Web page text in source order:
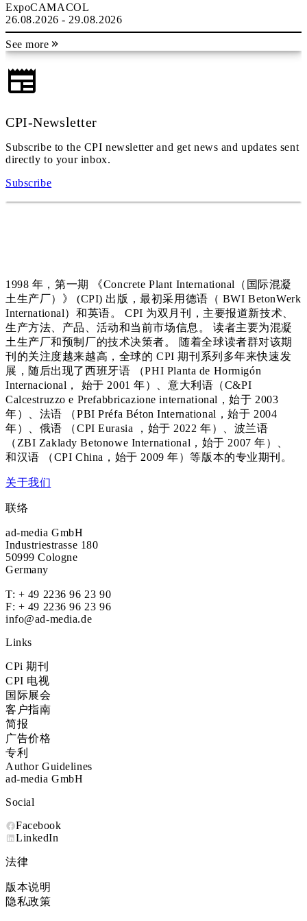
ExpoCAMACOL
26.08.2026 - 29.08.2026
See more
CPI-Newsletter
Subscribe to the CPI newsletter and get news and updates sent
directly to your inbox.
Subscribe
1998 年，第一期 《Concrete Plant International（国际混凝
土生产厂）》 (CPI) 出版，最初采用德语（ BWI BetonWerk
International）和英语。 CPI 为双月刊，主要报道新技术、
生产方法、产品、活动和当前市场信息。 读者主要为混凝
土生产厂和预制厂的技术决策者。 随着全球读者群对该期
刊的关注度越来越高，全球的 CPI 期刊系列多年来快速发
展，随后出现了西班牙语 （PHI Planta de Hormigón
Internacional， 始于 2001 年）、意大利语（C&PI
Calcestruzzo e Prefabbricazione international，始于 2003
年）、法语 （PBI Préfa Béton International，始于 2004
年）、俄语 （CPI Eurasia ，始于 2022 年）、波兰语
（ZBI Zaklady Betonowe International，始于 2007 年）、
和汉语 （CPI China，始于 2009 年）等版本的专业期刊。
关于我们
联络
ad-media GmbH
Industriestrasse 180
50999 Cologne
Germany
T: + 49 2236 96 23 90
F: + 49 2236 96 23 96
info@ad-media.de
Links
CPi 期刊
CPI 电视
国际展会
客户指南
简报
广告价格
专利
Author Guidelines
ad-media GmbH
Social
Facebook
LinkedIn
法律
版本说明
隐私政策